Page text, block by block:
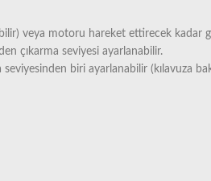
veya motoru hareket ettirecek kadar
çıkarma seviyesi ayarlanabilir.
biri ayarlanabilir (kılavuza